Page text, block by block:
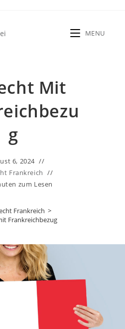
MENU
Mit
G
6, 2024
Frankreich
zum Lesen
Frankreich >
Frankreichbezug